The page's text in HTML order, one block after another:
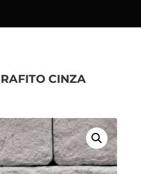
CINZA